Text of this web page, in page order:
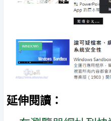
延伸閱讀：